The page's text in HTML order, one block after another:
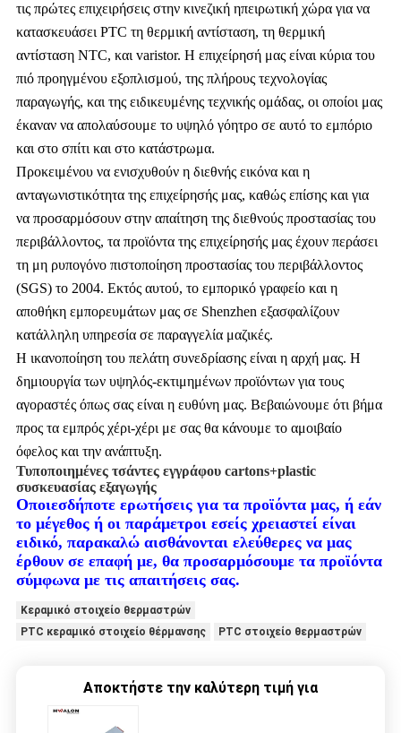
τις πρώτες επιχειρήσεις στην κινεζική ηπειρωτική χώρα για να
κατασκευάσει PTC τη θερμική αντίσταση, τη θερμική
αντίσταση NTC, και varistor. Η επιχείρησή μας είναι κύρια του
πιό προηγμένου εξοπλισμού, της πλήρους τεχνολογίας
παραγωγής, και της ειδικευμένης τεχνικής ομάδας, οι οποίοι μας
έκαναν να απολαύσουμε το υψηλό γόητρο σε αυτό το εμπόριο
και στο σπίτι και στο κατάστρωμα.
Προκειμένου να ενισχυθούν η διεθνής εικόνα και η
ανταγωνιστικότητα της επιχείρησής μας, καθώς επίσης και για
να προσαρμόσουν στην απαίτηση της διεθνούς προστασίας του
περιβάλλοντος, τα προϊόντα της επιχείρησής μας έχουν περάσει
τη μη ρυπογόνο πιστοποίηση προστασίας του περιβάλλοντος
(SGS) το 2004. Εκτός αυτού, το εμπορικό γραφείο και η
αποθήκη εμπορευμάτων μας σε Shenzhen εξασφαλίζουν
κατάλληλη υπηρεσία σε παραγγελία μαζικές.
Η ικανοποίηση του πελάτη συνεδρίασης είναι η αρχή μας. Η
δημιουργία των υψηλός-εκτιμημένων προϊόντων για τους
αγοραστές όπως σας είναι η ευθύνη μας. Βεβαιώνουμε ότι βήμα
προς τα εμπρός χέρι-χέρι με σας θα κάνουμε το αμοιβαίο
όφελος και την ανάπτυξη.
Τυποποιημένες τσάντες εγγράφου cartons+plastic
συσκευασίας εξαγωγής
Οποιεσδήποτε ερωτήσεις για τα προϊόντα μας, ή εάν
το μέγεθος ή οι παράμετροι εσείς χρειαστεί είναι
ειδικό, παρακαλώ αισθάνονται ελεύθερες να μας
έρθουν σε επαφή με, θα προσαρμόσουμε τα προϊόντα
σύμφωνα με τις απαιτήσεις σας.
Κεραμικό στοιχείο θερμαστρών
PTC κεραμικό στοιχείο θέρμανσης
PTC στοιχείο θερμαστρών
Αποκτήστε την καλύτερη τιμή για